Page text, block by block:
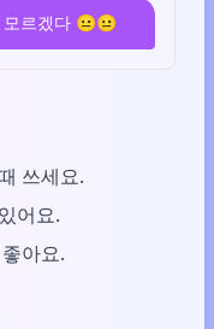
모르겠다 😐😐
쓰세요.
어요.
아요.